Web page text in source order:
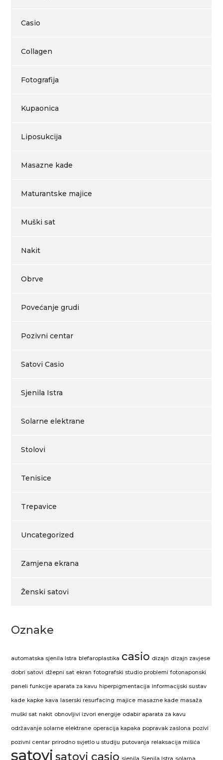
Casio
Collagen
Fotografija
Kupaonica
Liposukcija
Masazne kade
Maturantske majice
Muški sat
Nakit
Obrve
Povećanje grudi
Pozivni centar
Satovi Casio
Sjenila Istra
Solarne elektrane
Stolovi
Tenisice
Trepavice
Uncategorized
Zamjena ekrana
Ženski satovi
Oznake
automatska sjenila Istra blefaroplastika casio dizajn dizajn zavjese
dobri satovi džepni sat ekran fotografski studio problemi fotonaponski
paneli funkcije aparata za kavu hiperpigmentacija informacijski sustav
kade kapke kava laserski resurfacing majice masazne kade masaža
muški sat nakit obnovljivi izvori energije odabir aparata za kavu
održavanje solarne elektrane operacija kapaka popravak zaslona pozivi
pozivni centar prirodno svjetlo u studiju putovanja relaksacija mišića
satovi satovi casio